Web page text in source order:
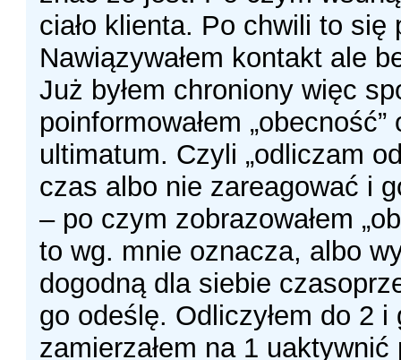
ciało klienta. Po chwili to się
Nawiązywałem kontakt ale
Już byłem chroniony więc
poinformowałem „obecność”
ultimatum. Czyli „odliczam
czas albo nie zareagować i
– po czym zobrazowałem
to wg. mnie oznacza, albo
dogodną dla siebie
go odeślę. Odliczyłem do 2 i
zamierzałem na 1 uaktywnić